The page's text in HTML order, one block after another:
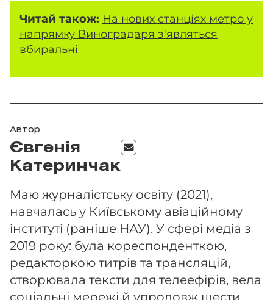
Читай також: На нових станціях метро у
напрямку Виноградаря з'являться
вбиральні
Автор
Євгенія
Катеринчак
Маю журналістську освіту (2021),
навчалась у Київському авіаційному
інституті (раніше НАУ). У сфері медіа з
2019 року: була кореспонденткою,
редакторкою титрів та трансляцій,
створювала тексти для телеефірів, вела
соціальні мережі й упродовж шести